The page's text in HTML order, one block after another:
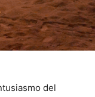
del